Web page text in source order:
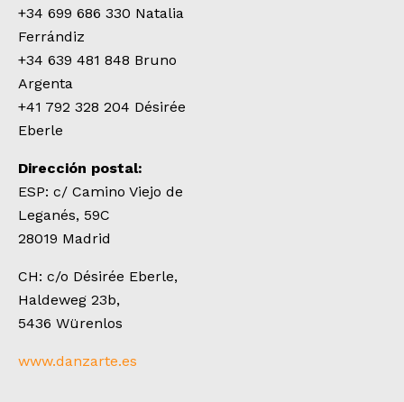
+34 699 686 330 Natalia
Ferrándiz
+34 639 481 848 Bruno
Argenta
+41 792 328 204 Désirée
Eberle
Dirección postal:
ESP: c/ Camino Viejo de
Leganés, 59C
28019 Madrid
CH: c/o Désirée Eberle,
Haldeweg 23b,
5436 Würenlos
www.danzarte.es